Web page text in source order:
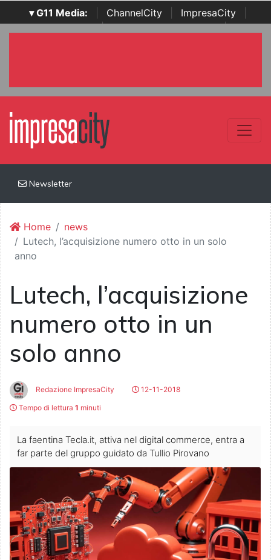
▾ G11 Media: ChannelCity ImpresaCity
SecurityOpenLab | Italian Channel Awards | Italian
Newsletter
Home
news
Lutech, l’acquisizione numero otto in un solo
anno
Lutech, l’acquisizione
numero otto in un
solo anno
Redazione ImpresaCity
12-11-2018
Tempo di lettura 1 minuti
La faentina Tecla.it, attiva nel digital commerce, entra a
far parte del gruppo guidato da Tullio Pirovano